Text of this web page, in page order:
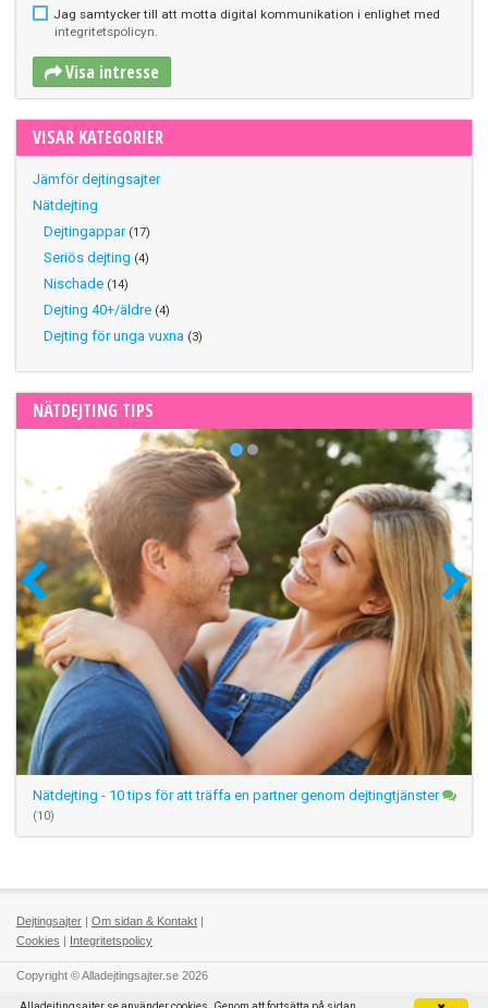
Jag samtycker till att motta digital kommunikation i enlighet med
integritetspolicyn.
Visa intresse
VISAR KATEGORIER
Jämför dejtingsajter
Nätdejting
Dejtingappar (17)
Seriös dejting (4)
Nischade (14)
Dejting 40+/äldre (4)
Dejting för unga vuxna (3)
NÄTDEJTING TIPS
Nätdejting - 10 tips för att träffa en partner genom dejtingtjänster
(10)
Dejtingsajter | Om sidan & Kontakt |
Cookies | Integritetspolicy
Copyright © Alladejtingsajter.se 2026